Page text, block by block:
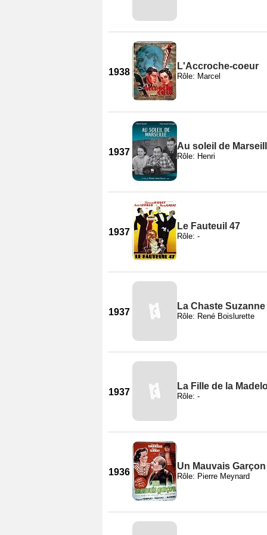
1938
L'Accroche-coeur
Rôle: Marcel
1937
Au soleil de
Rôle: Henri
1937
Le Fauteuil 47
Rôle: -
1937
La Chaste Suzanne
Rôle: René Boislurette
1937
La Fille de la
Rôle: -
1936
Un Mauvais Garçon
Rôle: Pierre Meynard